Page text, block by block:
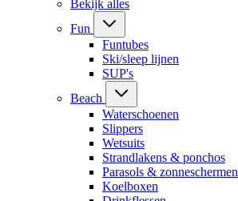
Bekijk alles
Fun
Funtubes
Ski/sleep lijnen
SUP's
Beach
Waterschoenen
Slippers
Wetsuits
Strandlakens & ponchos
Parasols & zonneschermen
Koelboxen